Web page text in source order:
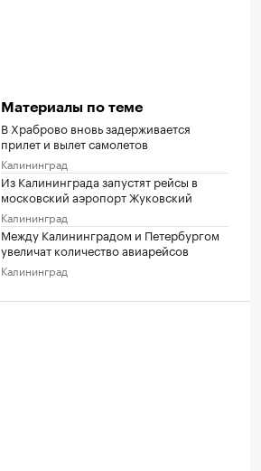
Материалы по теме
В Храброво вновь задерживается
прилет и вылет самолетов
Калининград
Из Калининграда запустят рейсы в
московский аэропорт Жуковский
Калининград
Между Калининградом и Петербургом
увеличат количество авиарейсов
Калининград